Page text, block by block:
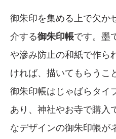
御朱印を集める上で欠か
介する御朱印帳です。墨
や滲み防止の和紙で作ら
ければ、描いてもらうこ
御朱印帳はじゃばらタイ
あり、神社やお寺で購入
なデザインの御朱印帳が